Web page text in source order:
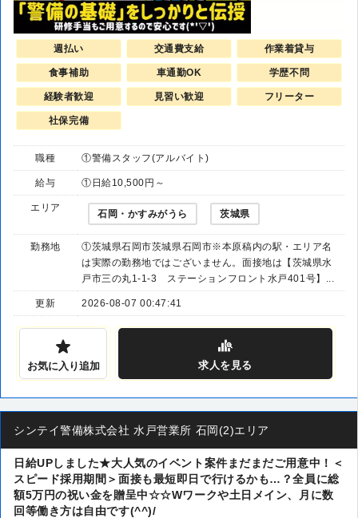
週払い 交通費支給 作業着貸与
食事補助 車通勤OK 学歴不問
経験者歓迎 見習い歓迎 フリーター
社保完備
職種 ①警備スタッフ(アルバイト)
給与 ①日給10,500円～
エリア
石岡・かすみがうら 茨城県
勤務地
①茨城県石岡市茨城県石岡市※本原稿内の駅・エリア名
は実際の勤務地ではございません。面接地は【茨城県水
戸市三の丸1-1-3 ステーションフロント水戸401号】...
更新 2026-08-07 00:47:41
お気に入り追加 求人 を見る
シンテイ警備株式会社 水戸営業所 石岡(2)エリア
日給UPしました★大人気のイベント案件まだまだご用意中！＜
スピード採用期間＞面接も最短即日で行けるかも…？全員に総
額5万円の祝い金を贈呈中☆☆Wワークや土日メイン、月に数
回等働き方は自由です(^^)/